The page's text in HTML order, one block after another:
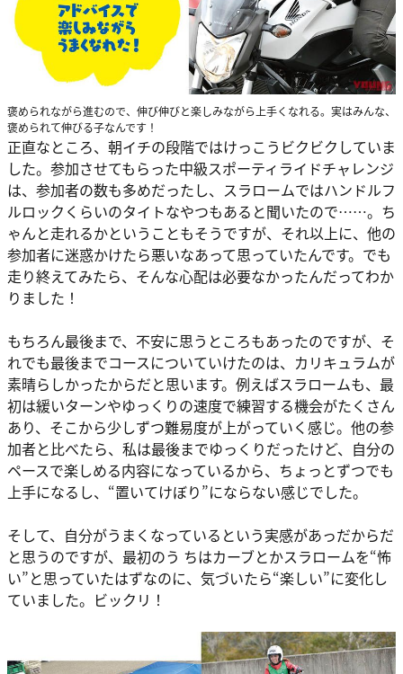
褒められながら進むので、伸び伸びと楽しみながら上手くなれる。実はみんな、
褒められて伸びる子なんです！
正直なところ、朝イチの段階ではけっこうビクビクしていま
した。参加させてもらった中級スポーティライドチャレンジ
は、参加者の数も多めだったし、スラロームではハンドルフ
ルロックくらいのタイトなやつもあると聞いたので……。ち
ゃんと走れるかということもそうですが、それ以上に、他の
参加者に迷惑かけたら悪いなあって思っていたんです。でも
走り終えてみたら、そんな心配は必要なかったんだってわか
りました！
もちろん最後まで、不安に思うところもあったのですが、そ
れでも最後までコースについていけたのは、カリキュラムが
素晴らしかったからだと思います。例えばスラロームも、最
初は緩いターンやゆっくりの速度で練習する機会がたくさん
あり、そこから少しずつ難易度が上がっていく感じ。他の参
加者と比べたら、私は最後までゆっくりだったけど、自分の
ペースで楽しめる内容になっているから、ちょっとずつでも
上手になるし、“置いてけぼり”にならない感じでした。
そして、自分がうまくなっているという実感があっだからだ
と思うのですが、最初のう ちはカーブとかスラロームを“怖
い”と思っていたはずなのに、気づいたら“楽しい”に変化し
ていました。ビックリ！